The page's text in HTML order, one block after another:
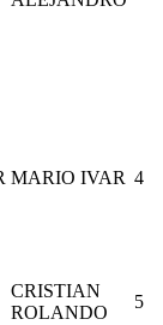
MARIO IVAR 4
CRISTIAN
ROLANDO
5